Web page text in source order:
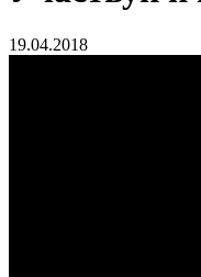
19.04.2018